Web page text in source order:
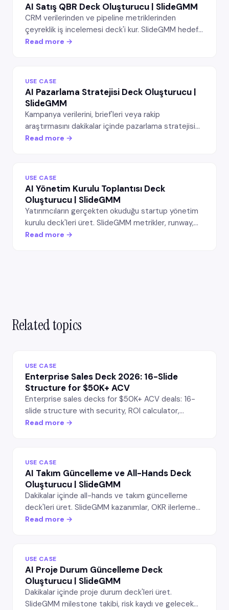
AI Satış QBR Deck Oluşturucu | SlideGMM
CRM verilerinden ve pipeline metriklerinden
çeyreklik iş incelemesi deck'i kur. SlideGMM hedef
tutturma, pipeline sağlığı, takip edilecek deal'lar ve
Read more →
USE CASE
AI Pazarlama Stratejisi Deck Oluşturucu |
SlideGMM
Kampanya verilerini, brief'leri veya rakip
araştırmasını dakikalar içinde pazarlama stratejisi
deck'ine dönüştür. SlideGMM kanal kırılımları, rakip
Read more →
USE CASE
AI Yönetim Kurulu Toplantısı Deck
Oluşturucu | SlideGMM
Yatırımcıların gerçekten okuduğu startup yönetim
kurulu deck'leri üret. SlideGMM metrikler, runway,
işe alım, KPI'lar ve talepleri yatırımcının beklediği
Read more →
Related topics
USE CASE
Enterprise Sales Deck 2026: 16-Slide
Structure for $50K+ ACV
Enterprise sales decks for $50K+ ACV deals: 16-
slide structure with security, ROI calculator,
references, and procurement-ready appendix. AI-
Read more →
USE CASE
AI Takım Güncelleme ve All-Hands Deck
Oluşturucu | SlideGMM
Dakikalar içinde all-hands ve takım güncelleme
deck'leri üret. SlideGMM kazanımlar, OKR ilerlemesi,
takım öne çıkanları ve sırada ne var ile
Read more →
USE CASE
AI Proje Durum Güncelleme Deck
Oluşturucu | SlideGMM
Dakikalar içinde proje durum deck'leri üret.
SlideGMM milestone takibi, risk kaydı ve gelecek